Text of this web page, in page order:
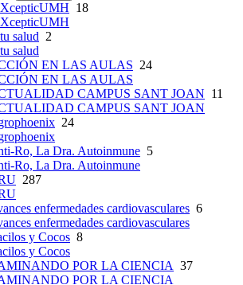
18
salud 2
salud
EN LAS AULAS 24
EN LAS AULAS
CAMPUS SANT JOAN 11
CAMPUS SANT JOAN
24
Ro, La Dra. Autoinmune 5
Ro, La Dra. Autoinmune
287
enfermedades cardiovasculares 6
enfermedades cardiovasculares
y Cocos 8
y Cocos
POR LA CIENCIA 37
POR LA CIENCIA